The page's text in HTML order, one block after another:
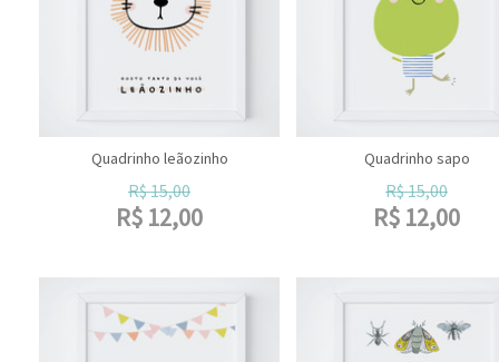
Quadrinho leãozinho
R$15,00
R$ 12,00
Quadrinho sapo
R$15,00
R$ 12,00